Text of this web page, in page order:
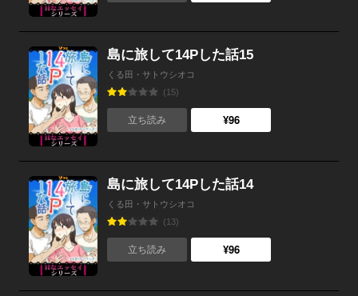
島に旅して14Pした話15
くる田・サトウシオコ
(15)
立ち読み ¥96
島に旅して14Pした話14
くる田・サトウシオコ
(13)
立ち読み ¥96